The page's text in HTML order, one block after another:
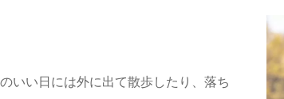
いい日には外に出て散歩したり、落ち